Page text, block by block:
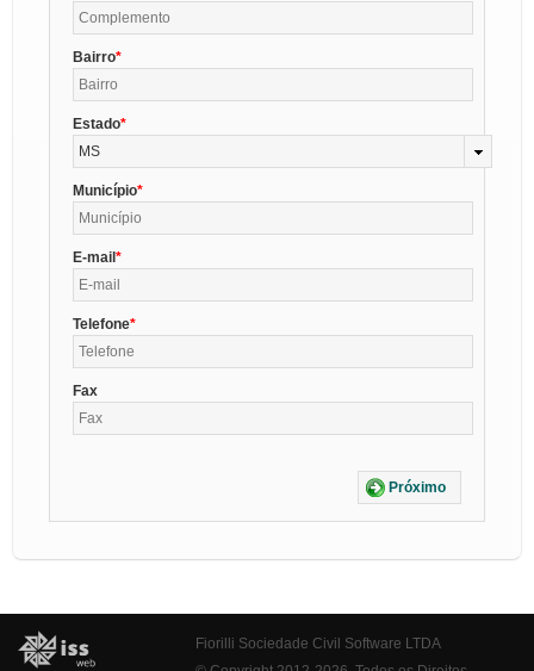
Bairro
Estado
MS
Município
E-mail
Telefone
Fax
Próximo
Fiorilli Sociedade Civil Software LTDA